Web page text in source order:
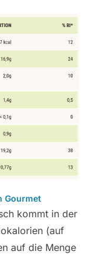
Gourmet
kommt in der
(auf
auf die Menge